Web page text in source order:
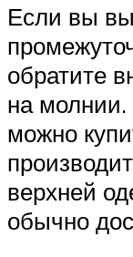
Если вы
обратите
на
можно
верхней
обычно